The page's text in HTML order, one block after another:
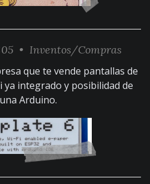
• Inventos/Compras
que te vende pantallas de
ya integrado y posibilidad de
Arduino.